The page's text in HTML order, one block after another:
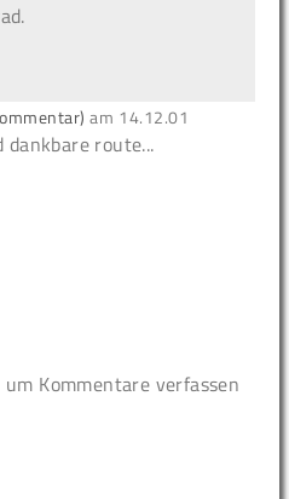
am 14.12.01
dankbare route...
um Kommentare verfassen